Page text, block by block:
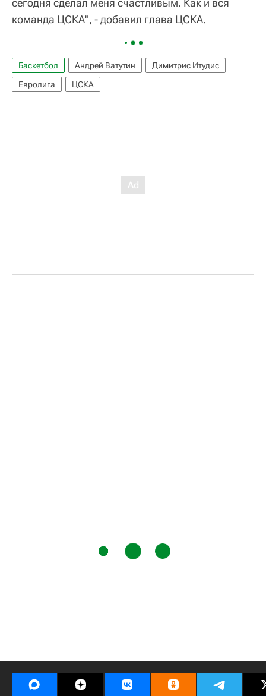
сегодня сделал меня счастливым. Как и вся
команда ЦСКА", - добавил глава ЦСКА.
Баскетбол Андрей Ватутин
Димитрис Итудис
Евролига
ЦСКА